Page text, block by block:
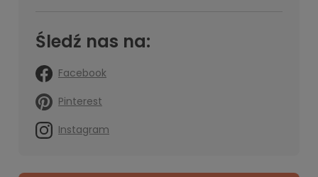
Śledź nas na:
Facebook
Pinterest
Instagram